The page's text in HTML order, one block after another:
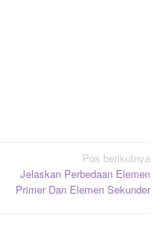
Pos berikutnya
Jelaskan Perbedaan Elemen
Primer Dan Elemen Sekunder